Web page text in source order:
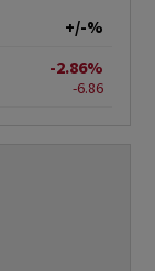
+/-%
-2.86%
-6.86